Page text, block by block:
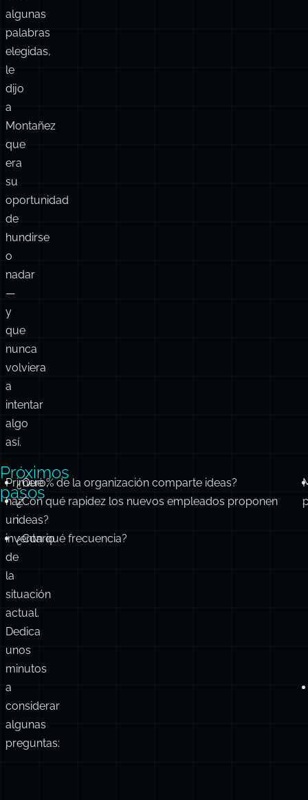
reunión
de
presentación
y,
tras
algunas
palabras
elegidas,
le
dijo
a
Montañez
que
era
su
oportunidad
de
hundirse
o
nadar
—
y
que
nunca
volviera
a
intentar
algo
así.
Próximos
pasos
Primero,
haz
un
inventario
de
la
situación
actual.
Dedica
unos
¿Con qué rapidez los nuevos empleados proponen
ideas?
¿Con qué frecuencia?